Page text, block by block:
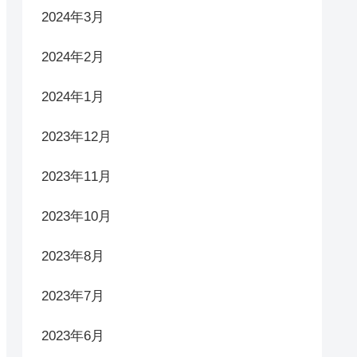
2024年3月
2024年2月
2024年1月
2023年12月
2023年11月
2023年10月
2023年8月
2023年7月
2023年6月